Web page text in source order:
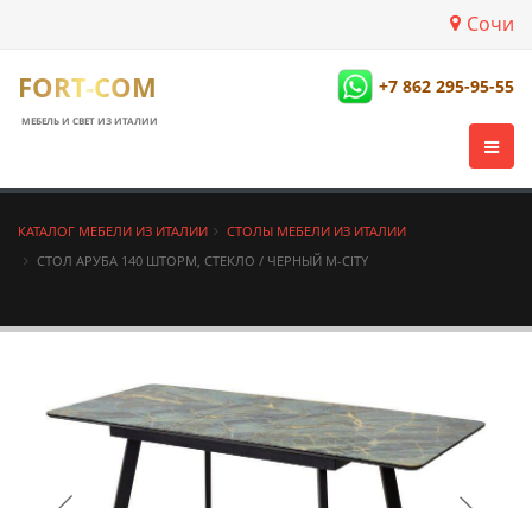
Сочи
FORT-COM
МЕБЕЛЬ И СВЕТ ИЗ ИТАЛИИ
+7 862 295-95-55
КАТАЛОГ МЕБЕЛИ ИЗ ИТАЛИИ
СТОЛЫ МЕБЕЛИ ИЗ ИТАЛИИ
СТОЛ АРУБА 140 ШТОРМ, СТЕКЛО / ЧЕРНЫЙ М-CITY